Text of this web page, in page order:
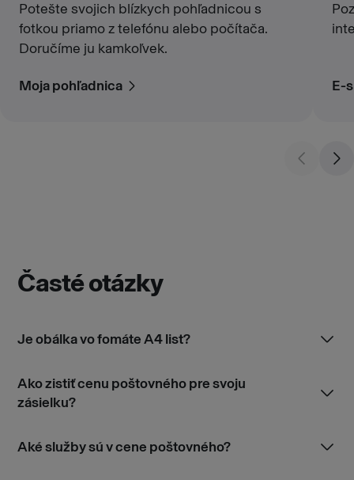
Potešte svojich blízkych pohľadnicou s
fotkou priamo z telefónu alebo počítača.
Doručíme ju kamkoľvek.
Moja pohľadnica E-
Časté otázky
Je obálka vo fomáte A4 list?
Ako zistiť cenu poštovného pre svoju
zásielku?
Aké služby sú v cene poštovného?